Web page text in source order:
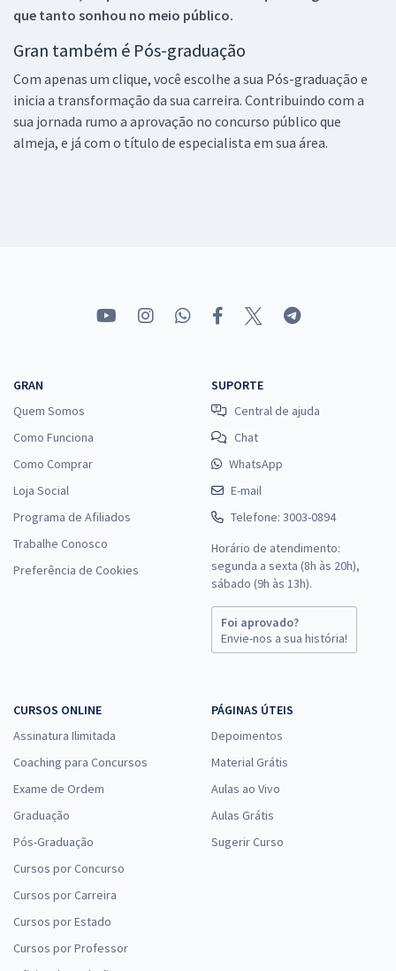
que tanto sonhou no meio público.
Gran também é Pós-graduação
Com apenas um clique, você escolhe a sua Pós-graduação e
inicia a transformação da sua carreira. Contribuindo com a
sua jornada rumo a aprovação no concurso público que
almeja, e já com o título de especialista em sua área.
GRAN
Quem Somos
Como Funciona
Como Comprar
Loja Social
Programa de Afiliados
Trabalhe Conosco
Preferência de Cookies
SUPORTE
Central de ajuda
Chat
WhatsApp
E-mail
Telefone: 3003-0894
Horário de atendimento:
segunda a sexta (8h às 20h),
sábado (9h às 13h).
Foi aprovado?
Envie-nos a sua história!
CURSOS ONLINE
Assinatura Ilimitada
Coaching para Concursos
Exame de Ordem
Graduação
Pós-Graduação
Cursos por Concurso
Cursos por Carreira
Cursos por Estado
Cursos por Professor
PÁGINAS ÚTEIS
Depoimentos
Material Grátis
Aulas ao Vivo
Aulas Grátis
Sugerir Curso